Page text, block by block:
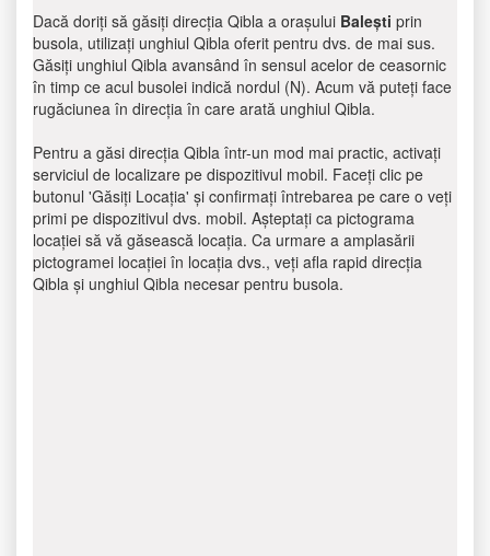
Dacă doriți să găsiți direcția Qibla a orașului Balești prin
busola, utilizați unghiul Qibla oferit pentru dvs. de mai sus.
Găsiți unghiul Qibla avansând în sensul acelor de ceasornic
în timp ce acul busolei indică nordul (N). Acum vă puteți face
rugăciunea în direcția în care arată unghiul Qibla.
Pentru a găsi direcția Qibla într-un mod mai practic, activați
serviciul de localizare pe dispozitivul mobil. Faceți clic pe
butonul 'Găsiți Locația' și confirmați întrebarea pe care o veți
primi pe dispozitivul dvs. mobil. Așteptați ca pictograma
locației să vă găsească locația. Ca urmare a amplasării
pictogramei locației în locația dvs., veți afla rapid direcția
Qibla și unghiul Qibla necesar pentru busola.